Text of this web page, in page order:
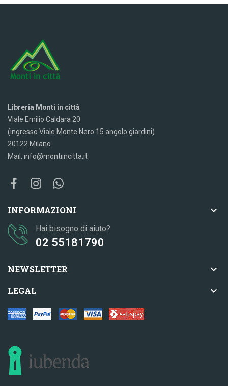
Libreria Monti in città
Viale Emilio Caldara 20
(ingresso Viale Monte Nero 15 angolo giardini)
20122 Milano
Mail: info@montiincitta.it
INFORMAZIONI 
Hai bisogno di aiuto?
02 55181790
NEWSLETTER 
LEGAL 